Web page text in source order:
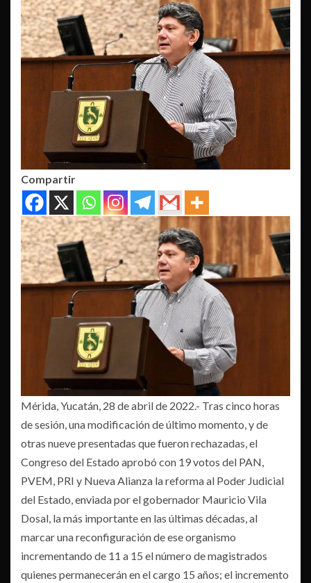
Compartir
Mérida, Yucatán, 28 de abril de 2022.- Tras cinco horas
de sesión, una modificación de último momento, y de
otras nueve presentadas que fueron rechazadas, el
Congreso del Estado aprobó con 19 votos del PAN,
PVEM, PRI y Nueva Alianza la reforma al Poder Judicial
del Estado, enviada por el gobernador Mauricio Vila
Dosal, la más importante en las últimas décadas, al
marcar una reconfiguración de ese organismo
incrementando de 11 a 15 el número de magistrados
quienes permanecerán en el cargo 15 años; el incremento